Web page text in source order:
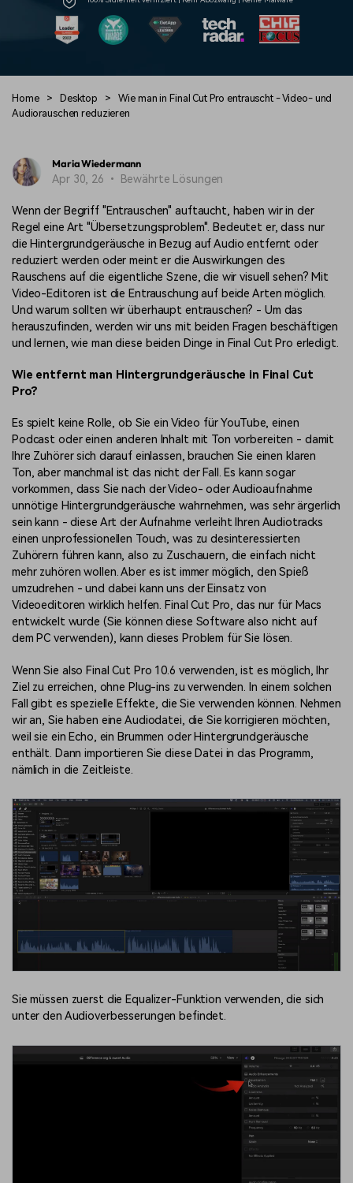
Prompts – schnell ähnliche
Videos erstellen
Videobearbeitungsfähigkeiten
Lernen, ausdrücken und
erweitern Sie Ihre
Creator
Monetarisierungs-
Programm
Monetarisieren Sie
Ihren Einfluss mit Filmora
Freunde-werben-
Programm
An Freunde empfehlen,
Belohnungen erhalten
Blog
Kunden-Support
Unsere Mission, Geschichte
Finden Sie mehr über Filmora
Bewertungen
Kunden-Geschichten
Erfahren Sie, wie unsere
Schalten Sie Partnerschaften
KAUFEN Anmelden
Suchen
Home > Desktop >
Wie man in Final Cut Pro entrauscht - Video- und
Audiorauschen reduzieren
Maria Wiedermann
Apr 30, 26 • Bewährte Lösungen
Wenn der Begriff "Entrauschen" auftaucht, haben wir in der
Regel eine Art "Übersetzungsproblem". Bedeutet er, dass nur
die Hintergrundgeräusche in Bezug auf Audio entfernt oder
reduziert werden oder meint er die Auswirkungen des
Rauschens auf die eigentliche Szene, die wir visuell sehen? Mit
Video-Editoren ist die Entrauschung auf beide Arten möglich.
Und warum sollten wir überhaupt entrauschen? - Um das
herauszufinden, werden wir uns mit beiden Fragen beschäftigen
und lernen, wie man diese beiden Dinge in Final Cut Pro erledigt.
Wie entfernt man Hintergrundgeräusche in Final Cut
Pro?
Es spielt keine Rolle, ob Sie ein Video für YouTube, einen
Podcast oder einen anderen Inhalt mit Ton vorbereiten - damit
Ihre Zuhörer sich darauf einlassen, brauchen Sie einen klaren
Ton, aber manchmal ist das nicht der Fall. Es kann sogar
vorkommen, dass Sie nach der Video- oder Audioaufnahme
unnötige Hintergrundgeräusche wahrnehmen, was sehr ärgerlich
sein kann - diese Art der Aufnahme verleiht Ihren Audiotracks
einen unprofessionellen Touch, was zu desinteressierten
Zuhörern führen kann, also zu Zuschauern, die einfach nicht
mehr zuhören wollen. Aber es ist immer möglich, den Spieß
umzudrehen - und dabei kann uns der Einsatz von
Videoeditoren wirklich helfen. Final Cut Pro, das nur für Macs
entwickelt wurde (Sie können diese Software also nicht auf
dem PC verwenden), kann dieses Problem für Sie lösen.
Wenn Sie also Final Cut Pro 10.6 verwenden, ist es möglich, Ihr
Ziel zu erreichen, ohne Plug-ins zu verwenden. In einem solchen
Fall gibt es spezielle Effekte, die Sie verwenden können. Nehmen
wir an, Sie haben eine Audiodatei, die Sie korrigieren möchten,
weil sie ein Echo, ein Brummen oder Hintergrundgeräusche
enthält. Dann importieren Sie diese Datei in das Programm,
nämlich in die Zeitleiste.
Sie müssen zuerst die Equalizer-Funktion verwenden, die sich
unter den Audioverbesserungen befindet.